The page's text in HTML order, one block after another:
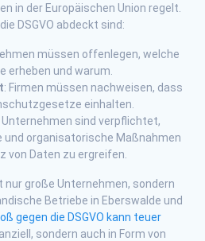
in der Europäischen Union regelt.
DSGVO abdeckt sind:
müssen offenlegen, welche
erheben und warum.
: Firmen müssen nachweisen, dass
einhalten.
Unternehmen sind verpflichtet,
organisatorische Maßnahmen
von Daten zu ergreifen.
nur große Unternehmen, sondern
Betriebe in Eberswalde und
gegen die DSGVO kann teuer
sondern auch in Form von